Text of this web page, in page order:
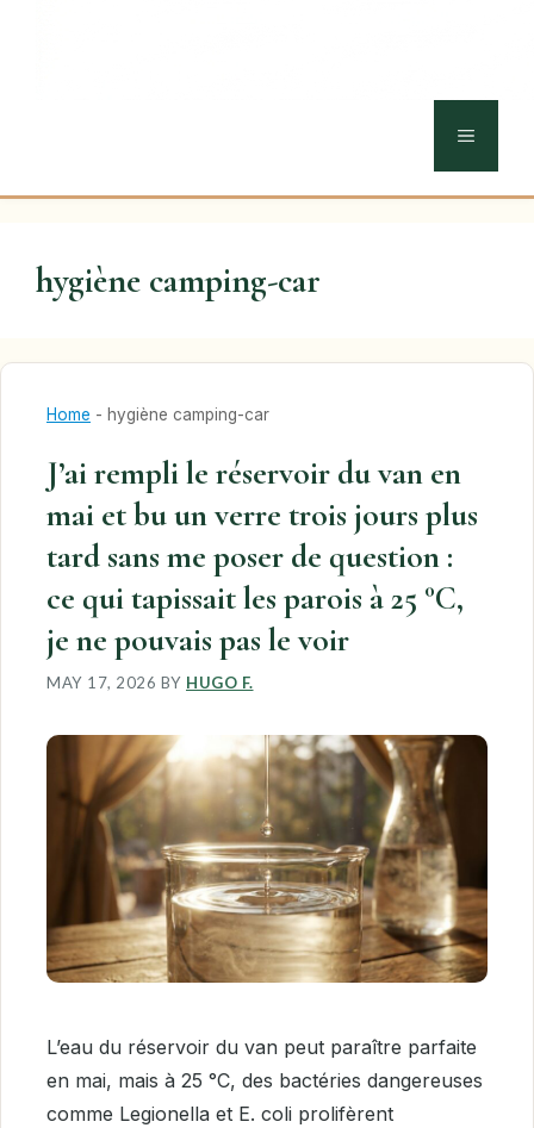
MENU
hygiène camping-car
Home - hygiène camping-car
J’ai rempli le réservoir du van en
mai et bu un verre trois jours plus
tard sans me poser de question :
ce qui tapissait les parois à 25 °C,
je ne pouvais pas le voir
MAY 17, 2026 BY HUGO F.
L’eau du réservoir du van peut paraître parfaite
en mai, mais à 25 °C, des bactéries dangereuses
comme Legionella et E. coli prolifèrent